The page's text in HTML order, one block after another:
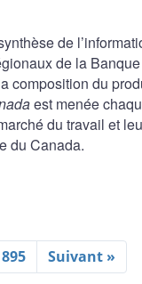
de
de la
composition du
est menée
du travail et
du Canada.
895 Suivant »